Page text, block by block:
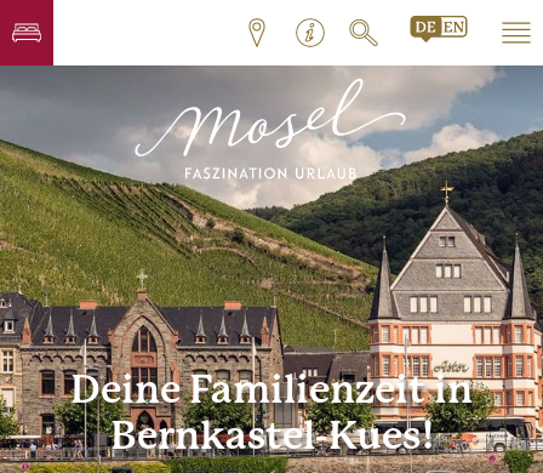
Deine Familienzeit in
Bernkastel-Kues!